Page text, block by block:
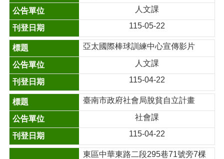
人文課
115-05-22
亞太國際棒球訓練中心宣傳影片
人文課
115-04-22
臺南市政府社會局脫貧自立計畫
社會課
115-04-22
東區中華東路二段295巷71號旁7棵